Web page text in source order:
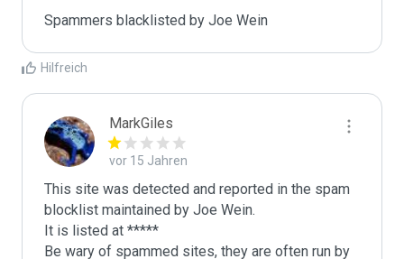
Spammers blacklisted by Joe Wein
Hilfreich
MarkGiles
vor 15 Jahren
This site was detected and reported in the spam
blocklist maintained by Joe Wein.
It is listed at *****
Be wary of spammed sites, they are often run by